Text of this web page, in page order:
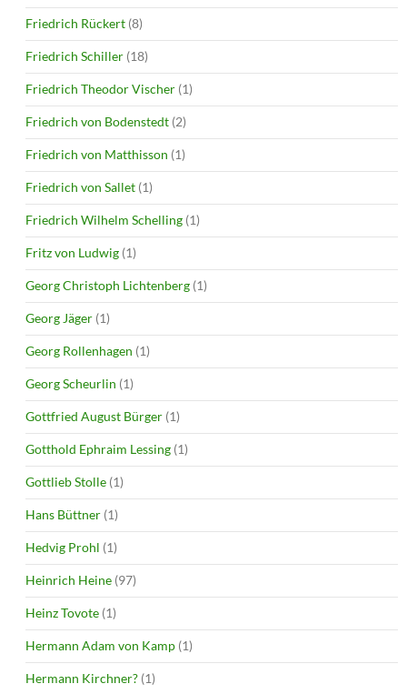
Friedrich Rückert (8)
Friedrich Schiller (18)
Friedrich Theodor Vischer (1)
Friedrich von Bodenstedt (2)
Friedrich von Matthisson (1)
Friedrich von Sallet (1)
Friedrich Wilhelm Schelling (1)
Fritz von Ludwig (1)
Georg Christoph Lichtenberg (1)
Georg Jäger (1)
Georg Rollenhagen (1)
Georg Scheurlin (1)
Gottfried August Bürger (1)
Gotthold Ephraim Lessing (1)
Gottlieb Stolle (1)
Hans Büttner (1)
Hedvig Prohl (1)
Heinrich Heine (97)
Heinz Tovote (1)
Hermann Adam von Kamp (1)
Hermann Kirchner? (1)